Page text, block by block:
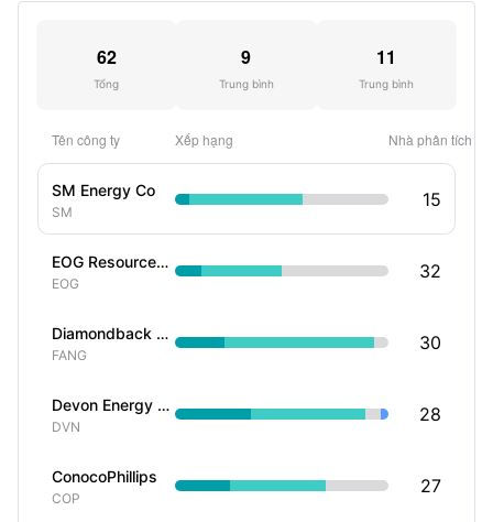
62
Tổng
9
Trung bình
11
Trung bình
Tên công ty Xếp hạng Nhà phân tích
SM Energy Co
SM
15
EOG Resources Inc
EOG
32
Diamondback Energy Inc
FANG
30
Devon Energy Corp
DVN
28
ConocoPhillips
COP
27